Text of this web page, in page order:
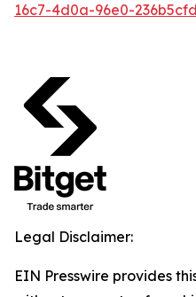
16c7-4d0a-96e0-
Legal Disclaimer:
EIN Presswire provides